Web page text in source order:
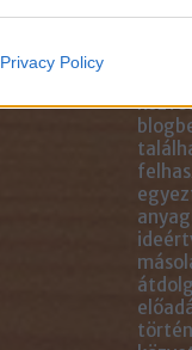
Privacy Policy
Az
is